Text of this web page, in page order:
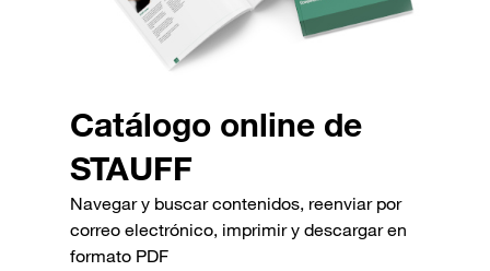
Catálogo online de
STAUFF
Navegar y buscar contenidos, reenviar por
correo electrónico, imprimir y descargar en
formato PDF